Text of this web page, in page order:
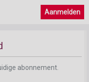
Aanmelden
abonnement.